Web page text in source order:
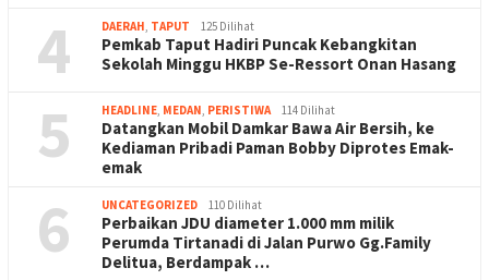
4 DAERAH TAPUT 125 Dilihat
Pemkab Taput Hadiri Puncak Kebangkitan
Sekolah Minggu HKBP Se-Ressort Onan Hasang
5 HEADLINE MEDAN PERISTIWA 114 Dilihat
Datangkan Mobil Damkar Bawa Air Bersih, ke
Kediaman Pribadi Paman Bobby Diprotes Emak-
emak
6 UNCATEGORIZED 110 Dilihat
Perbaikan JDU diameter 1.000 mm milik
Perumda Tirtanadi di Jalan Purwo Gg.Family
Delitua, Berdampak …